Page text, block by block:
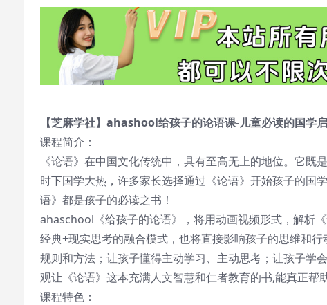
【芝麻学社】ahashool给孩子的论语课-儿童必读的国学
课程简介：
《论语》在中国文化传统中，具有至高无上的地位。它既
时下国学大热，许多家长选择通过《论语》开始孩子的国
语》都是孩子的必读之书！
ahaschool《给孩子的论语》，将用动画视频形式，解析
经典+现实思考的融合模式，也将直接影响孩子的思维和
规则和方法；让孩子懂得主动学习、主动思考；让孩子学
观让《论语》这本充满人文智慧和仁者教育的书,能真正帮
课程特色：